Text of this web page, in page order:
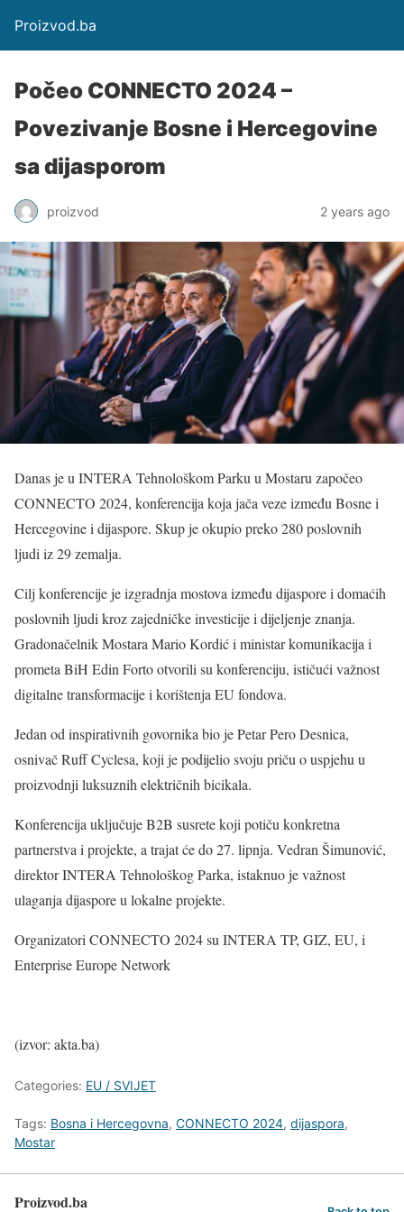
Proizvod.ba
Počeo CONNECTO 2024 –
Povezivanje Bosne i Hercegovine
sa dijasporom
proizvod 2 years ago
Danas je u INTERA Tehnološkom Parku u Mostaru započeo
CONNECTO 2024, konferencija koja jača veze između Bosne i
Hercegovine i dijaspore. Skup je okupio preko 280 poslovnih
ljudi iz 29 zemalja.
Cilj konferencije je izgradnja mostova između dijaspore i domaćih
poslovnih ljudi kroz zajedničke investicije i dijeljenje znanja.
Gradonačelnik Mostara Mario Kordić i ministar komunikacija i
prometa BiH Edin Forto otvorili su konferenciju, ističući važnost
digitalne transformacije i korištenja EU fondova.
Jedan od inspirativnih govornika bio je Petar Pero Desnica,
osnivač Ruff Cyclesa, koji je podijelio svoju priču o uspjehu u
proizvodnji luksuznih električnih bicikala.
Konferencija uključuje B2B susrete koji potiču konkretna
partnerstva i projekte, a trajat će do 27. lipnja. Vedran Šimunović,
direktor INTERA Tehnološkog Parka, istaknuo je važnost
ulaganja dijaspore u lokalne projekte.
Organizatori CONNECTO 2024 su INTERA TP, GIZ, EU, i
Enterprise Europe Network
(izvor: akta.ba)
Categories: EU / SVIJET
Tags: Bosna i Hercegovna, CONNECTO 2024, dijaspora,
Mostar
Proizvod.ba